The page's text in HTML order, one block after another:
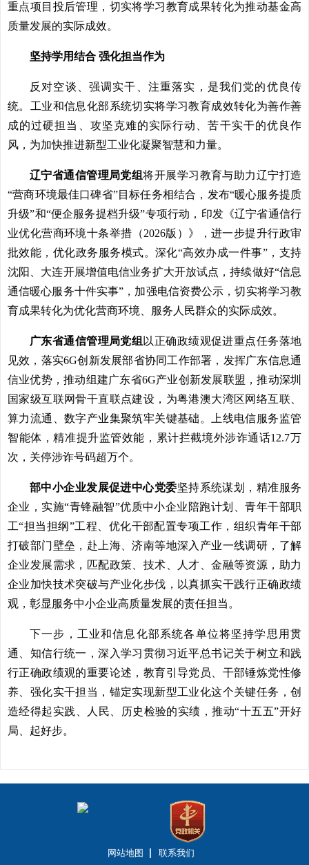
重点项目投后管理，切实将学习教育成果转化为推动基金高
质量发展的实际成效。
坚持学用结合 强化担当作为
反对空谈、强调实干、注重落实，是我们党的优良传
统。工业和信息化部系统切实将学习教育成效转化为善作善
成的过硬担当、攻坚克难的实际行动、苦干实干的优良作
风，为加快推进新型工业化凝聚智慧和力量。
辽宁省通信管理局党组将开展学习教育与助力辽宁打造
“营商环境最佳口碑省”目标任务相结合，发布“暖心服务提质
升级”和“便企服务提档升级”专项行动，印发《辽宁省通信行
业优化营商环境十条举措（2026版）》，进一步提升行政审
批效能，优化政务服务模式。深化“高效办成一件事”，支持
沈阳、大连开展增值电信业务扩大开放试点，持续做好“信息
通信暖心服务十件实事”，加强电信资费公示，切实将学习教
育成果转化为优化营商环境、服务人民群众的实际成效。
广东省通信管理局党组 以正确政绩观促进重点任务落地
见效，落实6G创新发展部省协同工作部署，发挥广东信息通
信业优势，推动组建广东省6G产业创新发展联盟，推动深圳
国家级互联网骨干直联点建设，为粤港澳大湾区网络互联、
算力流通、数字产业集聚筑牢关键基础。上线电信服务监管
智能体，精准提升监管效能，累计拦截境外涉诈通话12.7万
次，关停涉诈号码超万个。
部中小企业发展促进中心党委坚持系统谋划，精准服务
企业，实施“青锋融智”优质中小企业陪跑计划、青年干部职
工“担当担纲”工程、优化干部配置专项工作，组织青年干部
打破部门壁垒，赴上海、济南等地深入产业一线调研，了解
企业发展需求，匹配政策、技术、人才、金融等资源，助力
企业加快技术突破与产业化步伐，以真抓实干践行正确政绩
观，彰显服务中小企业高质量发展的责任担当。
下一步，工业和信息化部系统各单位将坚持学思用贯
通、知信行统一，深入学习贯彻习近平总书记关于树立和践
行正确政绩观的重要论述，教育引导党员、干部锤炼党性修
养、强化实干担当，锚定实现新型工业化这个关键任务，创
造经得起实践、人民、历史检验的实绩，推动“十五五”开好
局、起好步。
网站地图 联系我们